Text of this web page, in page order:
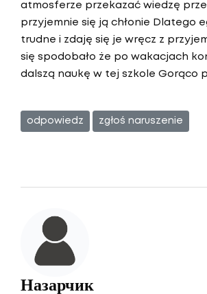
atmosferze przekazać wiedzę
przyjemnie się ją chłonie Dlatego
trudne i zdaję się je wręcz z
się spodobało że po wakacjach
dalszą naukę w tej szkole Gorąco
odpowiedz zgłoś naruszenie
Назарчик